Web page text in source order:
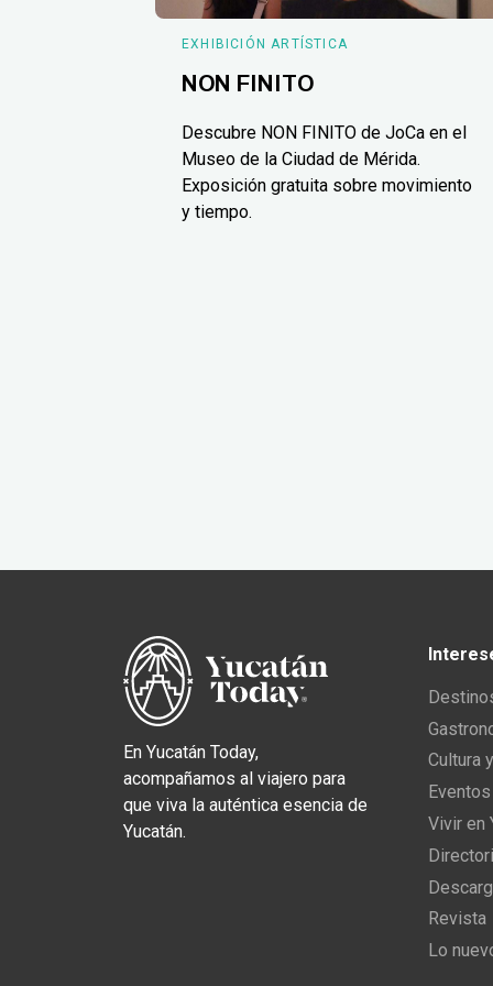
EXHIBICIÓN ARTÍSTICA
NON FINITO
Descubre NON FINITO de JoCa en el
Museo de la Ciudad de Mérida.
Exposición gratuita sobre movimiento
y tiempo.
En Yucatán Today,
acompañamos al viajero para
que viva la auténtica esencia de
Yucatán.
Cultura
Vivir en
Revista
Lo